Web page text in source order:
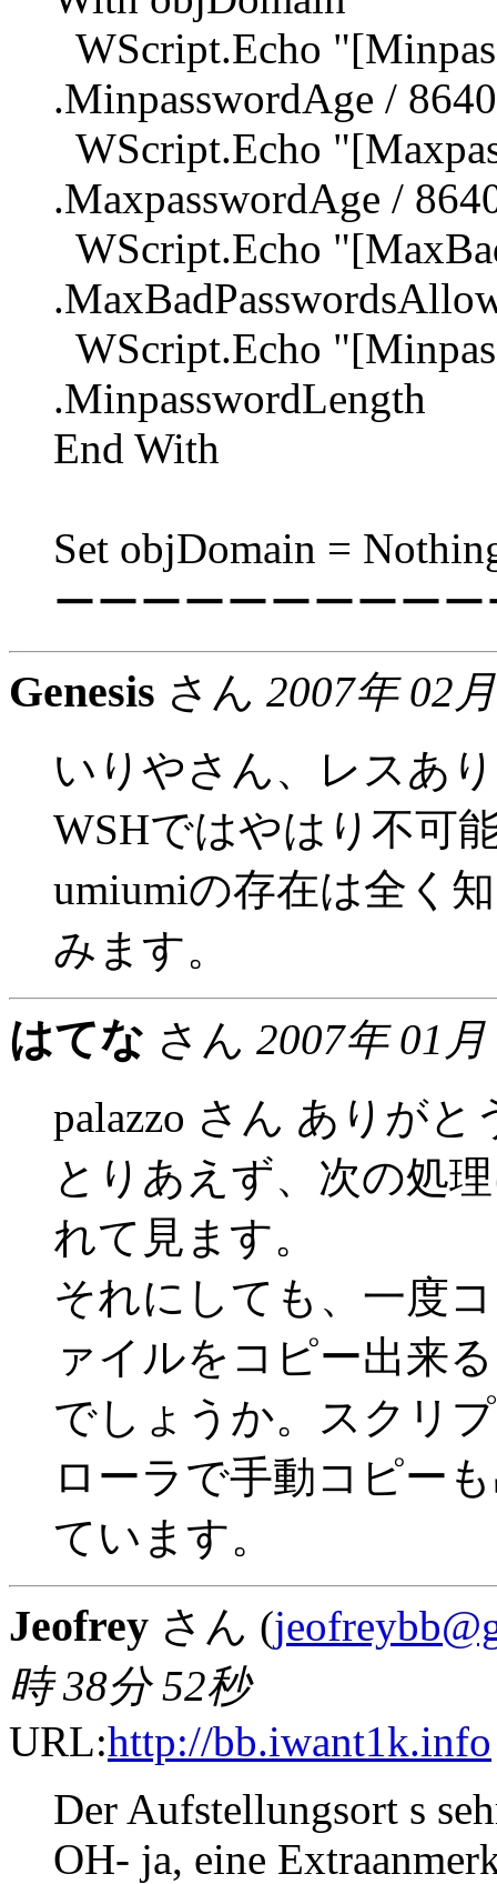
WScript.Echo
.MinpasswordAge /
WScript.Echo
.MaxpasswordAge /
WScript.Echo
WScript.Echo
.MinpasswordLength
End With
Set objDomain =
ーーーーーーーーー
Genesis さん 2007年 02
いりやさん、レスあ
WSHではやはり不可
umiumiの存在は全く
みます。
はてな さん 2007年 01
palazzo さん ありが
とりあえず、次の処
れて見ます。
それにしても、一度
ァイルをコピー出来
でしょうか。スクリ
ローラで手動コピー
ています。
Jeofrey さん (
時 38分 52秒
URL:http://bb.iwant1k.info
Der Aufstellungsort s
OH- ja, eine